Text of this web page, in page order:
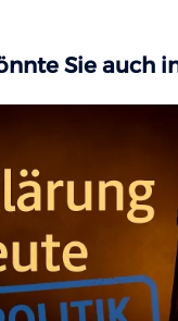
Sie auch